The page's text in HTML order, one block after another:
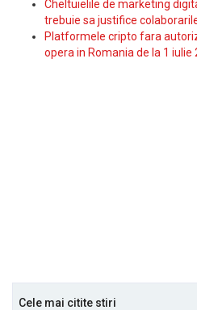
Cheltuielile de marketing
trebuie sa justifice
Platformele cripto fara
opera in Romania de la 1 iulie
Cele mai citite stiri